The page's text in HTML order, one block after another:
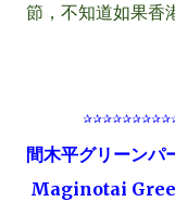
節，不知道如果香
間木平グリーンパ
Maginotai